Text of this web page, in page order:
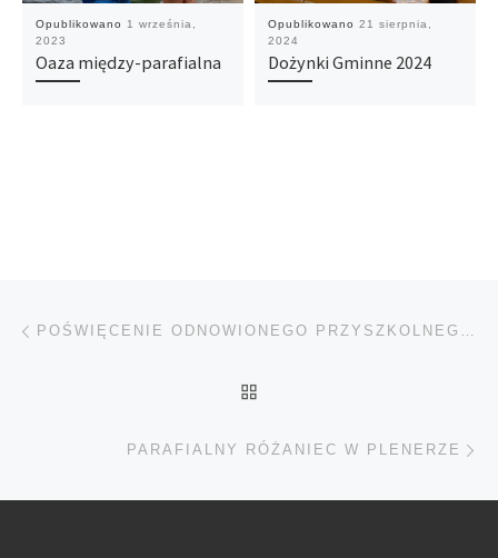
Opublikowano
1 września,
2023
Oaza między-parafialna
Opublikowano 21 sierpnia,
2024
Dożynki Gminne 2024
Nawigacja wpisu POŚWIĘCENIE ODNOWIONEGO PRZYSZKOLNEGO KRZYŻA
PARAFIALNY RÓŻANIEC W PLENERZE